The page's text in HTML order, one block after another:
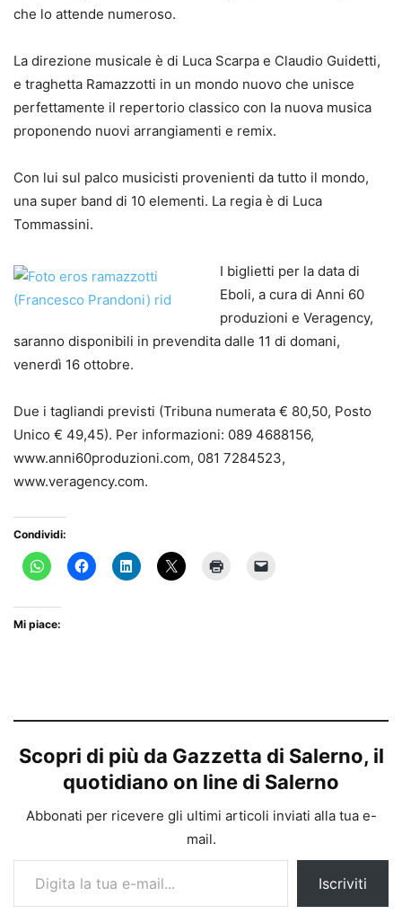
che lo attende numeroso.
La direzione musicale è di Luca Scarpa e Claudio Guidetti,
e traghetta Ramazzotti in un mondo nuovo che unisce
perfettamente il repertorio classico con la nuova musica
proponendo nuovi arrangiamenti e remix.
Con lui sul palco musicisti provenienti da tutto il mondo,
una super band di 10 elementi. La regia è di Luca
Tommassini.
I biglietti per la data di
Eboli, a cura di Anni 60
produzioni e Veragency,
saranno disponibili in prevendita dalle 11 di domani,
venerdì 16 ottobre.
Due i tagliandi previsti (Tribuna numerata € 80,50, Posto
Unico € 49,45). Per informazioni: 089 4688156,
www.anni60produzioni.com, 081 7284523,
www.veragency.com.
Condividi:
Mi piace:
Scopri di più da Gazzetta di Salerno, il
quotidiano on line di Salerno
Abbonati per ricevere gli ultimi articoli inviati alla tua e-
mail.
Digita la tua e-mail...
Iscriviti